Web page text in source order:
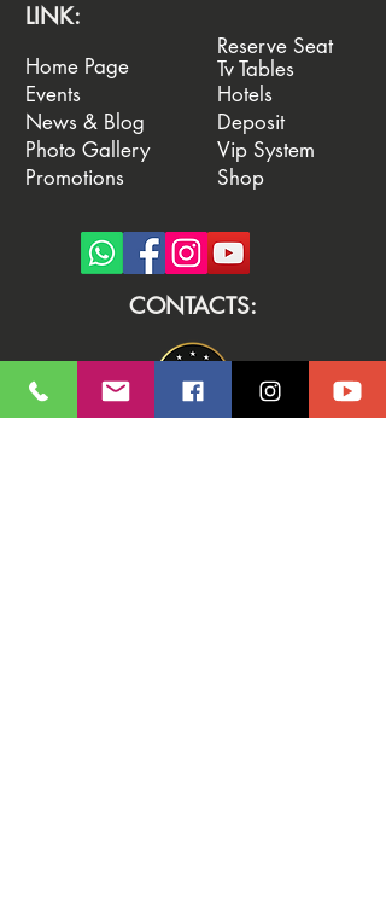
LINK:
Home Page
Events
News & Blog
Photo Gallery
Promotions
Reserve Seat
Tv Tables
Hotels
Deposit
Vip System
Shop
CONTACTS: